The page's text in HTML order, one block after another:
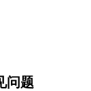
问题